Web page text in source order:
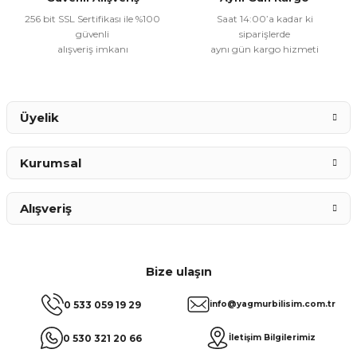
256 bit SSL Sertifikası ile %100
güvenli
alışveriş imkanı
Saat 14:00’a kadar ki
siparişlerde
aynı gün kargo hizmeti
Bize ulaşın
0 533 059 19 29
0 530 321 20 66
info@yagmurbilisim.com.tr
İletişim Bilgilerimiz
Üyelik
Kurumsal
Alışveriş